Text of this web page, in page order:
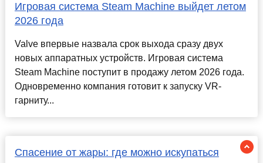
Игровая система Steam Machine выйдет летом
2026 года
Valve впервые назвала срок выхода сразу двух
новых аппаратных устройств. Игровая система
Steam Machine поступит в продажу летом 2026 года.
Одновременно компания готовит к запуску VR-
гарниту...
Спасение от жары: где можно искупаться